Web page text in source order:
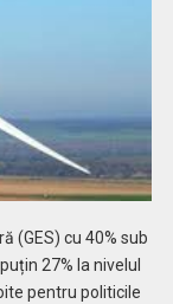
(GES) cu 40% sub
27% la nivelul
pentru politicile